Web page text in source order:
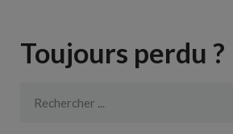
Toujours perdu ?